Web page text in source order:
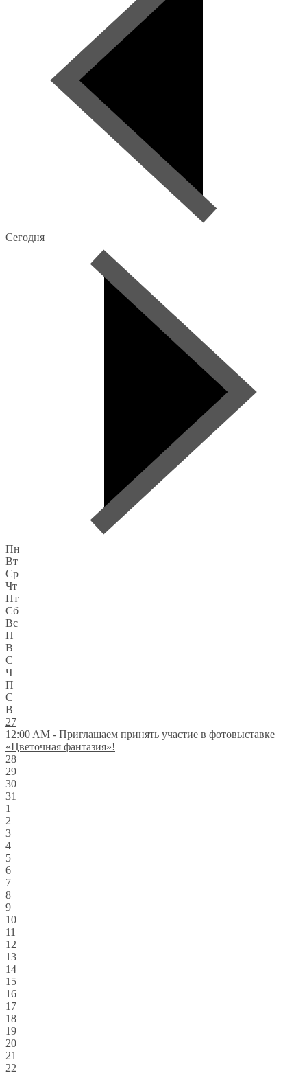
Сегодня
Пн
Вт
Ср
Чт
Пт
Сб
Вс
П
В
С
Ч
П
С
В
27
12:00 AM - Приглашаем принять участие в фотовыставке
«Цветочная фантазия»!
28
29
30
31
1
2
3
4
5
6
7
8
9
10
11
12
13
14
15
16
17
18
19
20
21
22